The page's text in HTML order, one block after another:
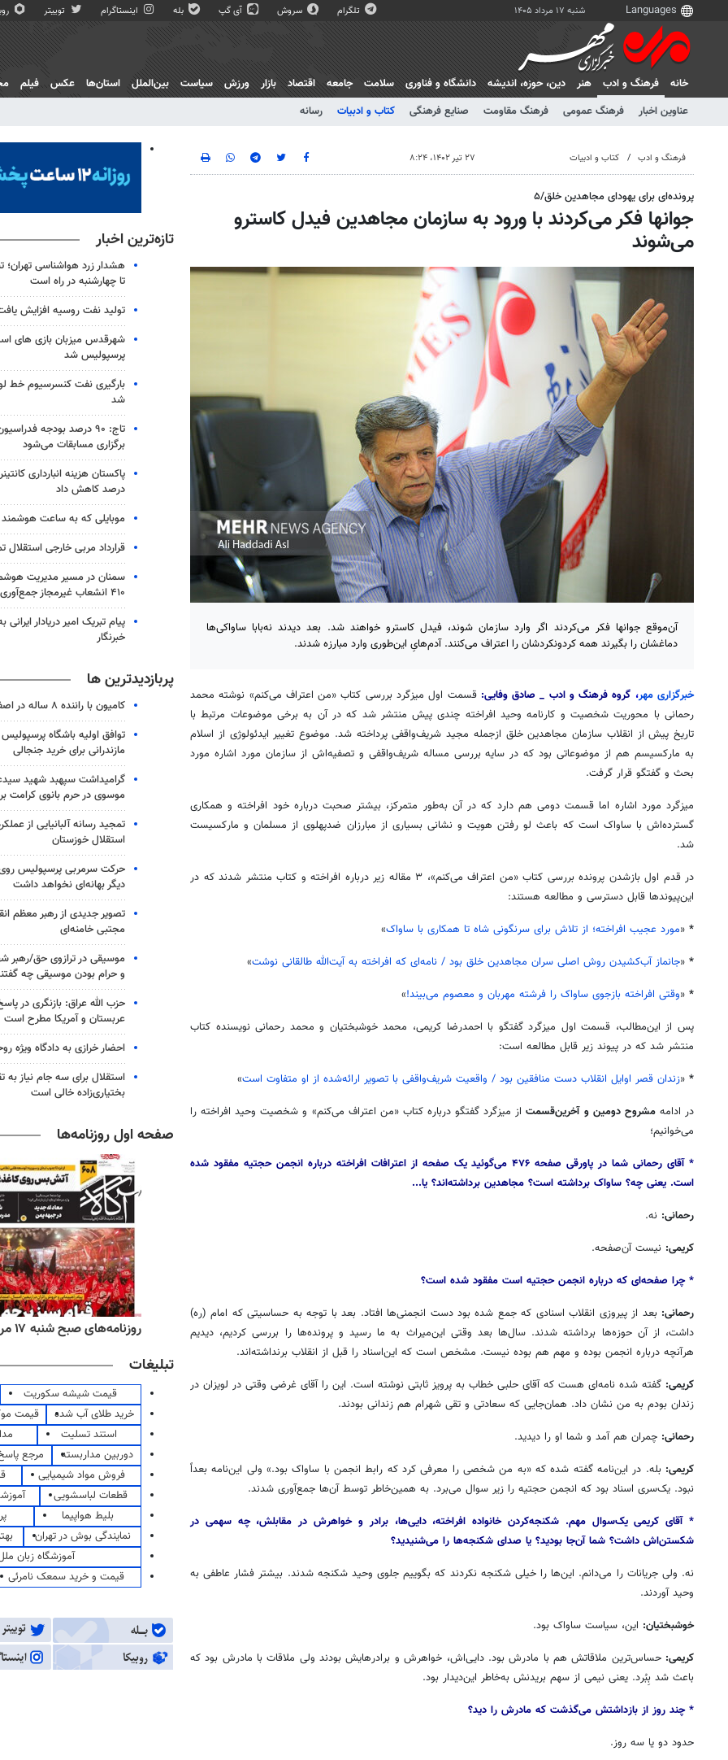
شنبه ۱۷ مرداد ۱۴۰۵ تلگرام سروش آی گپ بله اینستاگرام توییتر
خانه
فرهنگ و ادب
عناوین اخبار
فرهنگ عمومی فرهنگ مقاومت صنایع فرهنگی کتاب و ادبیات رسانه
هنر دين، حوزه، انديشه دانشگاه و فناوری سلامت جامعه اقتصاد بازار ورزش سیاست بین‌الملل استان‌ها عکس فیلم
فرهنگ و ادب کتاب و ادبیات ۲۷ تیر ۱۴۰۲، ۸:۲۴
پرونده‌ای برای یهودای مجاهدین خلق/۵
جوانها فکر می‌کردند با ورود به سازمان مجاهدین فیدل کاسترو
می‌شوند
آن‌موقع جوانها فکر می‌کردند اگر وارد سازمان شوند، فیدل کاسترو خواهند شد. بعد دیدند نه‌بابا ساواکی‌ها
دماغشان را بگیرند همه کردونکردشان را اعتراف می‌کنند. آدم‌هایِ این‌طوری وارد مبارزه شدند.
خبرگزاری مهر، گروه فرهنگ و ادب _ صادق وفایی: قسمت اول میزگرد بررسی کتاب «من اعتراف می‌کنم» نوشته محمد
رحمانی با محوریت شخصیت و کارنامه وحید افراخته چندی پیش منتشر شد که در آن به برخی موضوعات مرتبط با
تاریخ پیش از انقلاب سازمان مجاهدین خلق ازجمله مجید شریف‌واقفی پرداخته شد. موضوع تغییر ایدئولوژی از اسلام
به مارکسیسم هم از موضوعاتی بود که در سایه بررسی مساله شریف‌واقفی و تصفیه‌اش از سازمان مورد اشاره مورد
بحث و گفتگو قرار گرفت.
میزگرد مورد اشاره اما قسمت دومی هم دارد که در آن به‌طور متمرکز، بیشتر صحبت درباره خود افراخته و همکاری
گسترده‌اش با ساواک است که باعث لو رفتن هویت و نشانی بسیاری از مبارزان ضدپهلوی از مسلمان و مارکسیست
شد.
در قدم اول بازشدن پرونده بررسی کتاب «من اعتراف می‌کنم»، ۳ مقاله زیر درباره افراخته و کتاب منتشر شدند که در
این‌پیوندها قابل دسترسی و مطالعه هستند:
*
«مورد عجیب افراخته؛ از تلاش برای سرنگونی شاه تا همکاری با ساواک»
*
«جانماز آب‌کشیدن روش اصلی سران مجاهدین خلق بود / نامه‌ای که افراخته به آیت‌الله طالقانی نوشت»
*
«وقتی افراخته بازجوی ساواک را فرشته مهربان و معصوم می‌بیند!»
پس از این‌مطالب، قسمت اول میزگرد گفتگو با احمدرضا کریمی، محمد خوشبختیان و محمد رحمانی نویسنده کتاب
منتشر شد که در پیوند زیر قابل مطالعه است:
*
«زندان قصر اوایل انقلاب دست منافقین بود / واقعیت شریف‌واقفی با تصویر ارائه‌شده از او متفاوت است»
در ادامه مشروح دومین و آخرین‌قسمتاز میزگرد گفتگو درباره کتاب «من اعتراف می‌کنم» و شخصیت وحید افراخته را
می‌خوانیم؛
* آقای رحمانی شما در پاورقی صفحه ۴۷۶ می‌گوئید یک صفحه از اعترافات افراخته درباره انجمن حجتیه مفقود شده
است. یعنی چه؟ ساواک برداشته است؟ مجاهدین برداشته‌اند؟ یا...
رحمانی: نه.
کریمی: نیست آن‌صفحه.
* چرا صفحه‌ای که درباره انجمن حجتیه است مفقود شده است؟
رحمانی: بعد از پیروزی انقلاب اسنادی که جمع شده بود دست انجمنی‌ها افتاد. بعد با توجه به حساسیتی که امام (ره)
داشت، از آن حوزه‌ها برداشته شدند. سال‌ها بعد وقتی این‌میراث به ما رسید و پرونده‌ها را بررسی کردیم، دیدیم
هرآنچه درباره انجمن بوده و مهم هم بوده نیست. مشخص است که این‌اسناد را قبل از انقلاب برنداشته‌اند.
کریمی: گفته شده نامه‌ای هست که آقای حلبی خطاب به پرویز ثابتی نوشته است. این را آقای غرضی وقتی در لویزان در
زندان بودم به من نشان داد. همان‌جایی که سعادتی و تقی شهرام هم زندانی بودند.
رحمانی: چمران هم آمد و شما او را دیدید.
کریمی: بله. در این‌نامه گفته شده که «به من شخصی را معرفی کرد که رابط انجمن با ساواک بود.» ولی این‌نامه بعداً
نبود. یک‌سری اسناد بود که انجمن حجتیه را زیر سوال می‌برد. به همین‌خاطر توسط آن‌ها جمع‌آوری شدند.
* آقای کریمی یک‌سوال مهم. شکنجه‌کردن خانواده افراخته، دایی‌ها، برادر و خواهرش در مقابلش، چه سهمی در
شکستن‌اش داشت؟ شما آن‌جا بودید؟ یا صدای شکنجه‌ها را می‌شنیدید؟
نه. ولی جریانات را می‌دانم. این‌ها را خیلی شکنجه نکردند که بگوییم جلوی وحید شکنجه شدند. بیشتر فشار عاطفی به
وحید آوردند.
خوشبختیان: این، سیاست ساواک بود.
کریمی: حساس‌ترین ملاقاتش هم با مادرش بود. دایی‌اش، خواهرش و برادرهایش بودند ولی ملاقات با مادرش بود که
باعث شد بِبُرد. یعنی نیمی از سهم بریدنش به‌خاطر این‌دیدار بود.
* چند روز از بازداشتش می‌گذشت که مادرش را دید؟
حدود دو یا سه روز.
تازه‌ترین اخبار
هشدار زرد هواشناسی تهران؛
تا چهارشنبه در راه است
تولید نفت روسیه افزایش
شهرقدس میزبان بازی های
پرسپولیس شد
بارگیری نفت کنسرسیوم خط
شد
تاج: ۹۰ درصد بودجه
برگزاری مسابقات می‌شود
درصد کاهش داد
موبایلی که به ساعت
قرارداد مربی خارجی استقلال
سمنان در مسیر مدیریت
۴۱۰ انشعاب غیرمجاز جمع‌آوری شد
پیام تبریک امیر دریادار
خبرنگار
پربازدیدترین ها
کامیون با راننده ۸ ساله در اصفهان توقیف شد
توافق اولیه باشگاه
مازندرانی برای خرید جنجالی
گرامیداشت سپهبد شهید
موسوی در حرم بانوی کرامت
تمجید رسانه آلبانیایی از
استقلال خوزستان
حرکت سرمربی پرسپولیس روی
دیگر بهانه‌ای نخواهد داشت
تصویر جدیدی از رهبر معظم
مجتبی خامنه‌ای
موسیقی در ترازوی حق/رهبر
و حرام بودن موسیقی چه
حزب الله عراق: بازنگری در
عربستان و آمریکا مطرح است
احضار خرازی به دادگاه ویژه
استقلال برای سه جام نیاز
بختیاری‌زاده خالی است
صفحه اول روزنامه‌ها
روزنامه‌های اقتصادی شنبه ۱۷ مرداد ۱۴۰۵ روزنامه‌های ورزشی شنبه ۱۷ مرداد ۱۴۰۵ روزنامه‌های صبح شنبه ۱۷ مرداد ۱۴۰۵
تبلیغات
قیمت شیشه سکوریت
خرید طلای آب شده
قیمت
استند تسلیت
دوربین مداربسته
مرجع
فروش مواد شیمیایی
قطعات لباسشویی
بلیط هواپیما
نمایندگی بوش در تهران
آموزشگاه زبان
قیمت و خرید سمعک نامرئی